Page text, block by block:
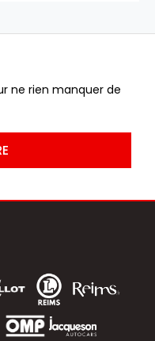
ne rien manquer de